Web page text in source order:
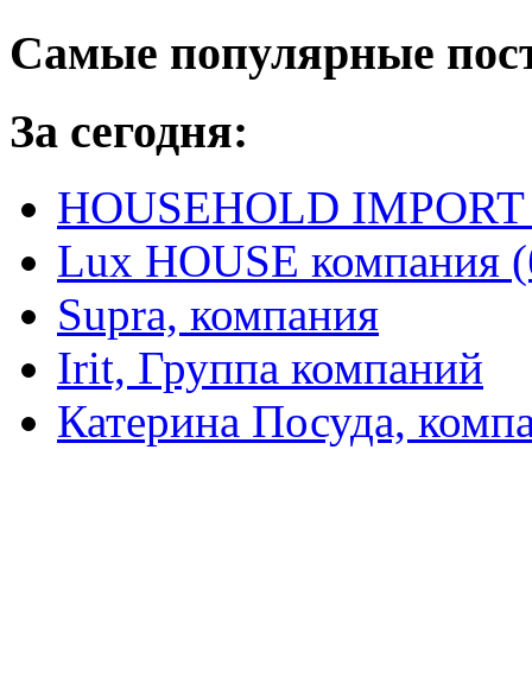
Самые популярные
За сегодня:
HOUSEHOLD
Lux HOUSE компания
Supra, компания
Irit, Группа компаний
Катерина Посуда,